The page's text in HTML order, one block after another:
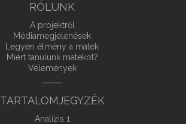
RÓLUNK
A projektről
Médiamegjelenések
Legyen élmény a matek
Miért tanulunk matekot?
Vélemények
TARTALOMJEGYZÉK
Analízis 1